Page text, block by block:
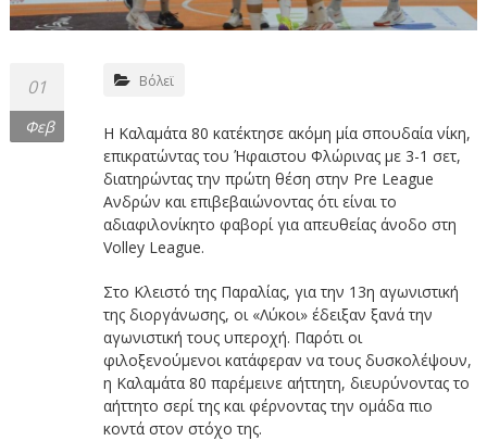
01
Φεβ
Βόλεϊ
Η Καλαμάτα 80 κατέκτησε ακόμη μία σπουδαία νίκη,
επικρατώντας του Ήφαιστου Φλώρινας με 3-1 σετ,
διατηρώντας την πρώτη θέση στην Pre League
Ανδρών και επιβεβαιώνοντας ότι είναι το
αδιαφιλονίκητο φαβορί για απευθείας άνοδο στη
Volley League.
Στο Κλειστό της Παραλίας, για την 13η αγωνιστική
της διοργάνωσης, οι «Λύκοι» έδειξαν ξανά την
αγωνιστική τους υπεροχή. Παρότι οι
φιλοξενούμενοι κατάφεραν να τους δυσκολέψουν,
η Καλαμάτα 80 παρέμεινε αήττητη, διευρύνοντας το
αήττητο σερί της και φέρνοντας την ομάδα πιο
κοντά στον στόχο της.